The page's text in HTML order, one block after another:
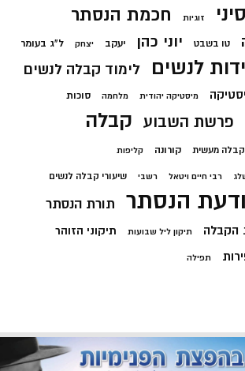
זוגיות חכמת הנסתר
טו בשבט יוני כהן יעקב יצחק ל"ג בעומר
לנשים לימוד קבלה לנשים
מיסטיקה יהודית מלחמה סוכות
פרשת השבוע קבלה
קבלה מעשית קורונה קליפות
רבי חיים ויטאל רשבי שיעורי קבלה לנשים
הנסתר תורת הנסתר
הקבלה תיקון ליל שבועות תיקוני הזוהר
תפילה